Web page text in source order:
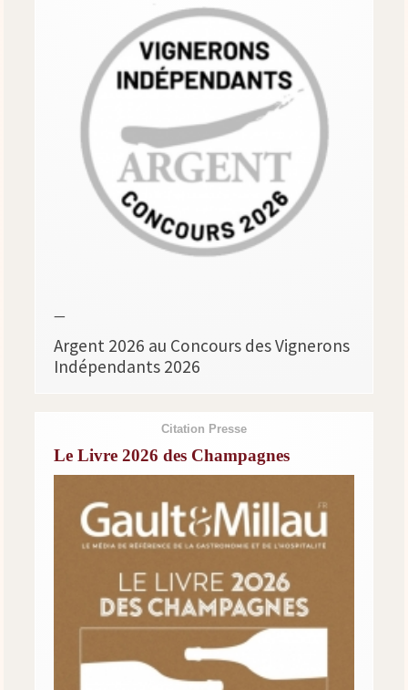
—
Argent 2026 au Concours des Vignerons
Indépendants 2026
Citation Presse
Le Livre 2026 des Champagnes